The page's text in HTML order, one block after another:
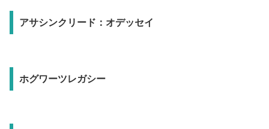
アサシンクリード：オデッセイ
ホグワーツレガシー